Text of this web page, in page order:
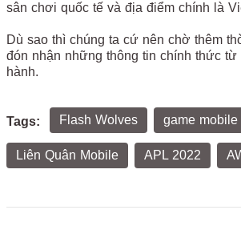
sân chơi quốc tế và địa điểm chính là
Dù sao thì chúng ta cứ nên chờ thêm
đón nhận những thông tin chính thức từ
hành.
Tags: Flash Wolves game mobile
Liên Quân Mobile APL 2022